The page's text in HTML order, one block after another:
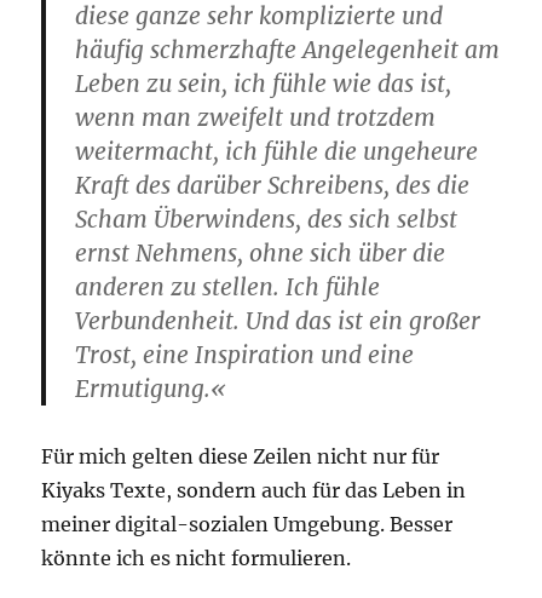
diese ganze sehr komplizierte und
häufig schmerzhafte Angelegenheit am
Leben zu sein, ich fühle wie das ist,
wenn man zweifelt und trotzdem
weitermacht, ich fühle die ungeheure
Kraft des darüber Schreibens, des die
Scham Überwindens, des sich selbst
ernst Nehmens, ohne sich über die
anderen zu stellen. Ich fühle
Verbundenheit. Und das ist ein großer
Trost, eine Inspiration und eine
Ermutigung.«
Für mich gelten diese Zeilen nicht nur für
Kiyaks Texte, sondern auch für das Leben in
meiner digital-sozialen Umgebung. Besser
könnte ich es nicht formulieren.